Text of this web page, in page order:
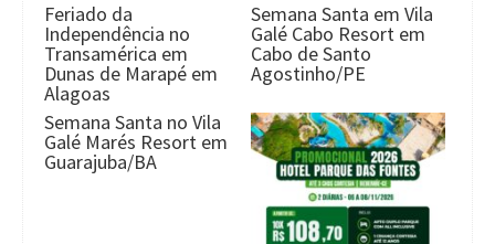
Feriado da
Independência no
Transamérica em
Dunas de Marapé em
Alagoas
Semana Santa em Vila
Galé Cabo Resort em
Cabo de Santo
Agostinho/PE
Semana Santa no Vila
Galé Marés Resort em
Guarajuba/BA